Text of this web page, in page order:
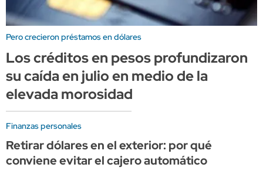
Pero crecieron préstamos en dólares
Los créditos en pesos profundizaron
su caída en julio en medio de la
elevada morosidad
Finanzas personales
Retirar dólares en el exterior: por qué
conviene evitar el cajero automático